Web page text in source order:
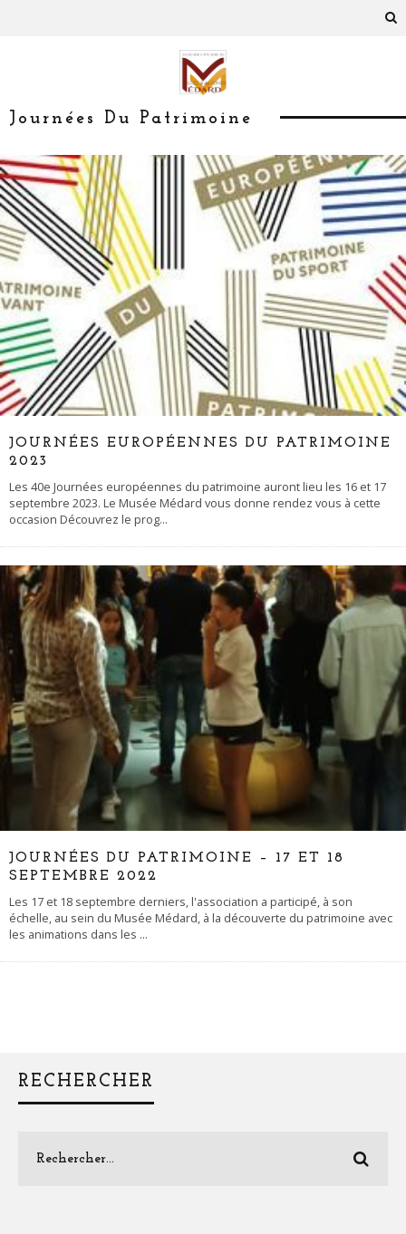
Journées Du Patrimoine
JOURNÉES EUROPÉENNES DU PATRIMOINE
2023
Les 40e Journées européennes du patrimoine auront lieu les 16 et 17
septembre 2023. Le Musée Médard vous donne rendez vous à cette
occasion Découvrez le prog...
JOURNÉES DU PATRIMOINE – 17 ET 18
SEPTEMBRE 2022
Les 17 et 18 septembre derniers, l'association a participé, à son
échelle, au sein du Musée Médard, à la découverte du patrimoine avec
les animations dans les ...
RECHERCHER